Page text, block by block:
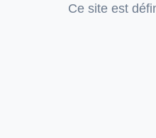
Ce site est